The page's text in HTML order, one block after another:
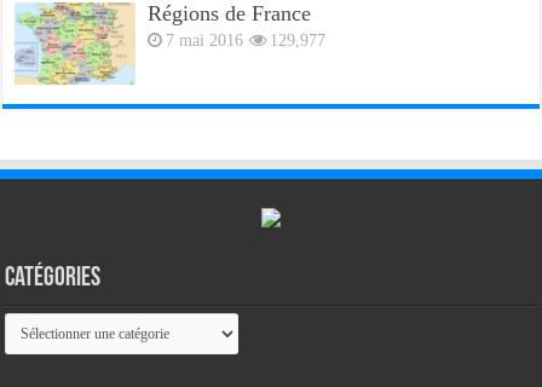
Régions de France
7 mai 2016 129,977
Catégories
Catégories